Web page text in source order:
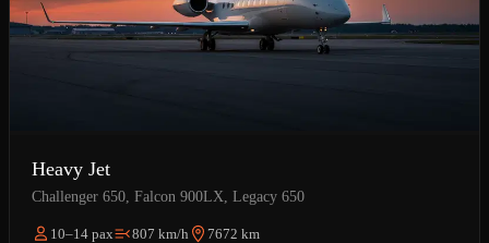
Heavy Jet
Challenger 650, Falcon 900LX, Legacy 650
10–14 pax 807 km/h 7672 km